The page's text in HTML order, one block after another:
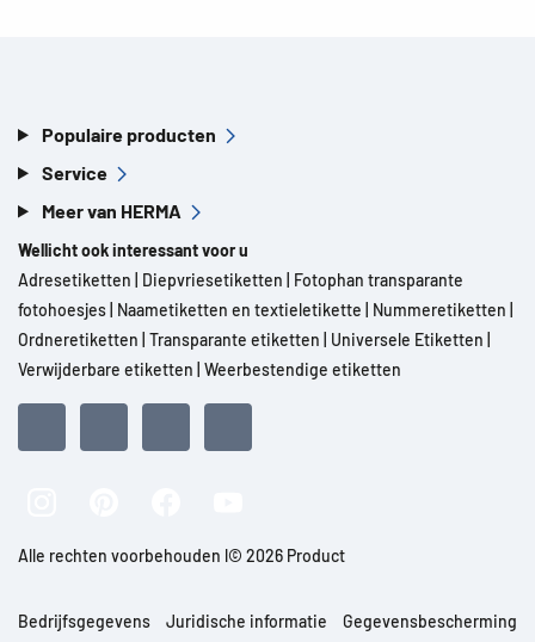
Populaire producten
Service
Meer van HERMA
Wellicht ook interessant voor u
Adresetiketten
Diepvriesetiketten
Fotophan transparante
fotohoesjes Naametiketten en textieletikette Nummeretiketten
Ordneretiketten Transparante etiketten Universele Etiketten
Verwijderbare etiketten Weerbestendige etiketten
Alle rechten voorbehouden l© 2026 Product
Bedrijfsgegevens Juridische informatie
Gegevensbescherming